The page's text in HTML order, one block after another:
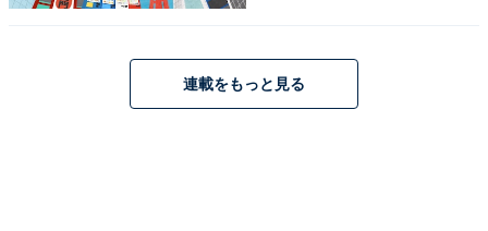
連載をもっと見る